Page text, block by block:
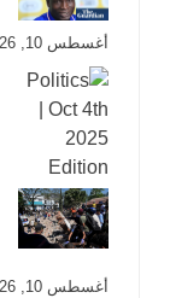
أغسطس 10, 2026
أغسطس 10, 2026